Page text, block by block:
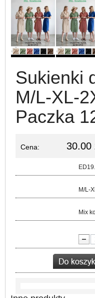
Sukienki
M/L-XL-
Paczka
Cena: 30.00
M/L-
Mix